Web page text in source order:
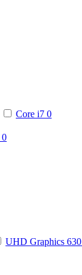
Core i7 0
0
UHD Graphics